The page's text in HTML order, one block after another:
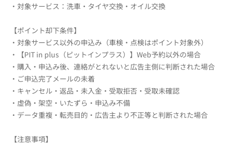
・対象サービス：洗車・タイヤ交換・オイル交換
【ポイント却下条件】
・対象サービス以外の申込み（車検・点検はポイント対象外）
・【PIT in plus（ピットインプラス）】Web予約以外の場合
・購入・申込み後、連絡がとれないと広告主側に判断された場合
・ご申込完了メールの未着
・キャンセル・返品・未入金・受取拒否・受取未確認
・虚偽・架空・いたずら・申込み不備
・データ重複・転売目的・広告主より不正等と判断された場合
【注意事項】